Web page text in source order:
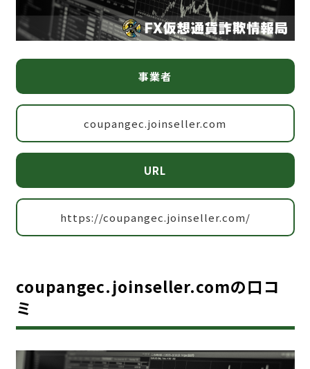
事業者
coupangec.joinseller.com
URL
https://coupangec.joinseller.com/
coupangec.joinseller.comの口コ
ミ